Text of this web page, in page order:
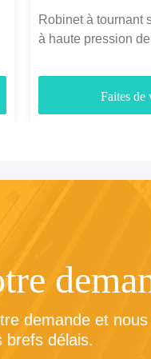
Robinet à tournant
à haute pression
Faites de
demande et
brefs délais.